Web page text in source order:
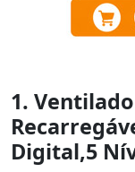
1.
Digital,5